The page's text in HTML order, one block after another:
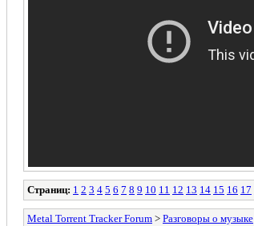
Страниц: 1 2 3 4 5 6 7 8 9 10 11 12 13 14 15 16 17
Metal Torrent Tracker Forum > Разговоры о музыке